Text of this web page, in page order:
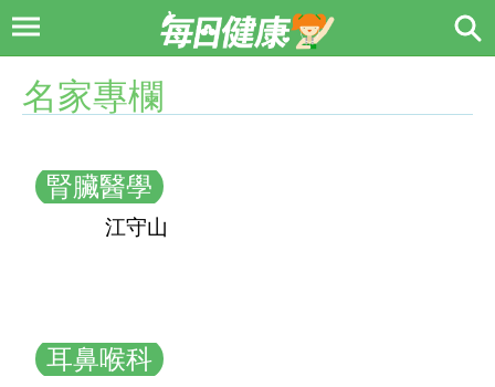
名家專欄
腎臟醫學
江守山
耳鼻喉科